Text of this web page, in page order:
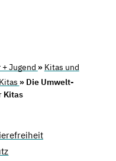
Jugend » Kitas und
» Die Umwelt-
Kitas